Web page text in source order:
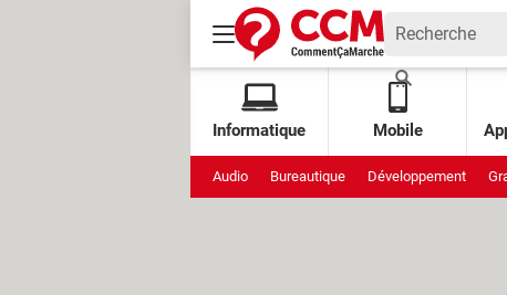
Informatique Mobile
Audio Bureautique Développement